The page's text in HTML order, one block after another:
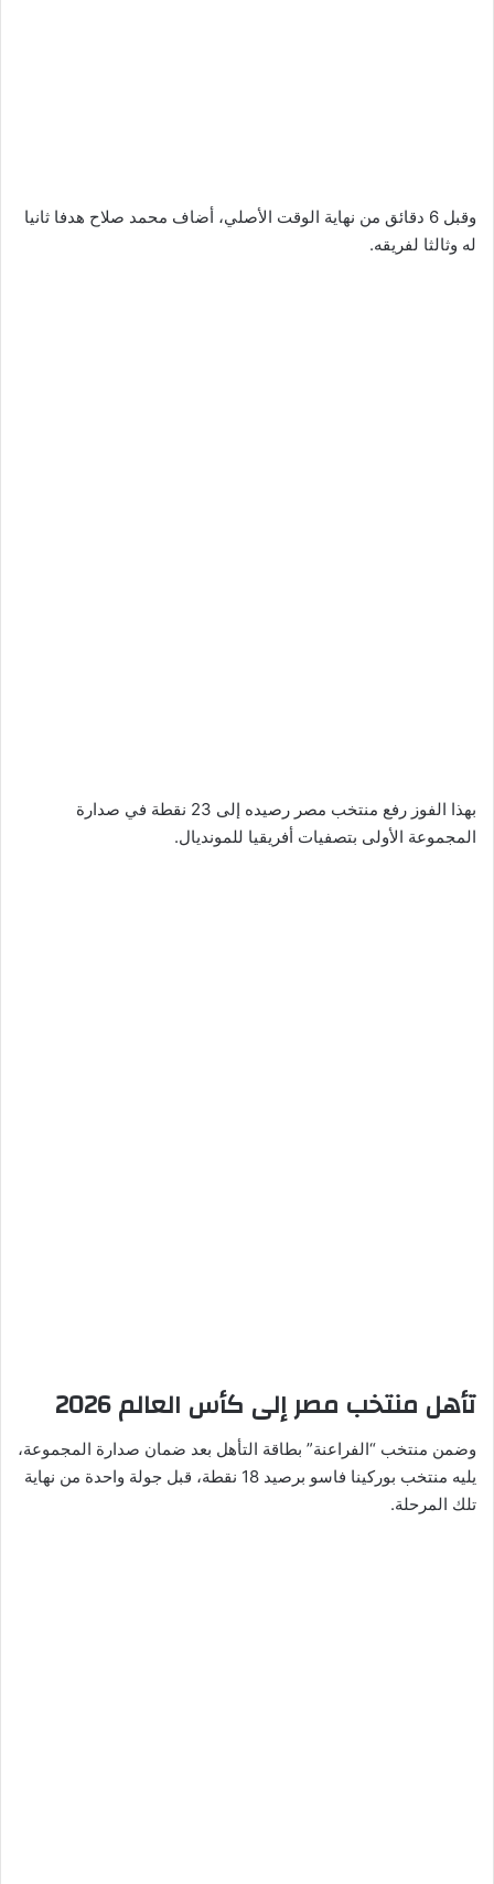
وقبل 6 دقائق من نهاية الوقت الأصلي، أضاف محمد صلاح هدفا ثانيا
له وثالثا لفريقه.
بهذا الفوز رفع منتخب مصر رصيده إلى 23 نقطة في صدارة
المجموعة الأولى بتصفيات أفريقيا للمونديال.
تأهل منتخب مصر إلى كأس العالم 2026
وضمن منتخب “الفراعنة” بطاقة التأهل بعد ضمان صدارة المجموعة،
يليه منتخب بوركينا فاسو برصيد 18 نقطة، قبل جولة واحدة من نهاية
تلك المرحلة.